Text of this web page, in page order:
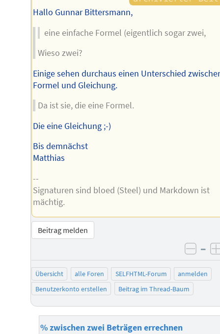
Hallo Gunnar Bittersmann,
eine einfache Formel (eigentlich sogar zwei,
Wieso zwei?
Einige sehen durchaus einen Unterschied
Formel und Gleichung.
Da ist sie, die eine Formel.
Die eine Gleichung ;-)
Bis demnächst
Matthias
--
Signaturen sind bloed (Steel) und Markdown ist
mächtig.
Beitrag melden
–
Übersicht alle Foren SELFHTML-Forum
anmelden
Benutzerkonto erstellen
Beitrag im Thread-Baum
% zwischen zwei Beträgen errechnen